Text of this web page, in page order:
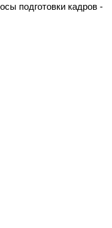
подготовки кадров -